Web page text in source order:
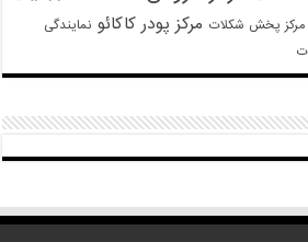
مرکز پخش شکلات مرکز پودر کاکائو نمایندگی